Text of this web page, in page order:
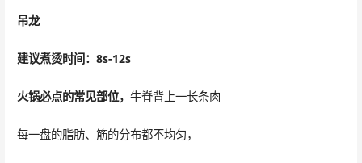
吊龙
建议煮烫时间：8s-12s
火锅必点的常见部位， 牛脊背上一长条肉
每一盘的脂肪、筋的分布都不均匀，